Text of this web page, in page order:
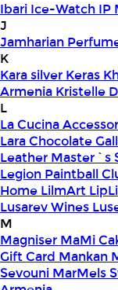
Ibari Ice-Watch IP
J
Jamharian
K
Kara silver Keras
Armenia Kristelle
L
La Cucina
Lara Chocolate
Leather Master`s
Legion Paintball
Home LilmArt
Lusarev Wines
M
Magniser MaMi
Gift Card Mankan
Sevouni MarMels